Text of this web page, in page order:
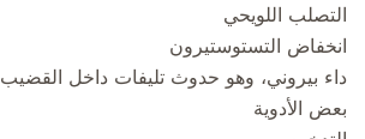
التصلب اللويحي
انخفاض التستوستيرون
داء بيروني، وهو حدوث تليفات داخل القضيب
بعض الأدوية